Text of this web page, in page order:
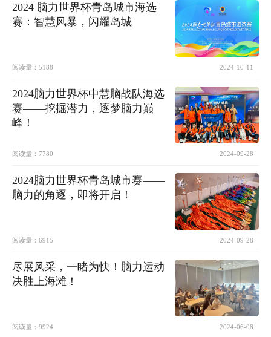
2024 脑力世界杯青岛城市海选
赛：智慧风暴，闪耀岛城
阅读量： 5188 2024-10-11
2024脑力世界杯中慧脑战队海选
赛——挖掘潜力，逐梦脑力巅
峰！
阅读量： 7780 2024-09-28
2024脑力世界杯青岛城市赛——
脑力的角逐，即将开启！
阅读量： 6915 2024-09-28
尽展风采，一睹为快！脑力运动
决胜上海滩！
阅读量： 9924 2024-06-08